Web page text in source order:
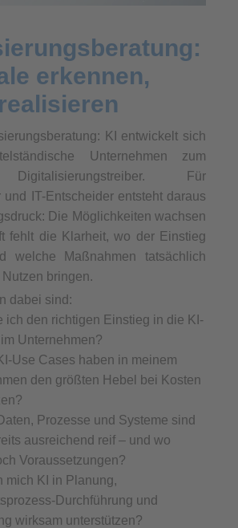
erkennen,
KI entwickelt sich
Unternehmen zum
Für
und IT-Entscheider entsteht daraus
Die Möglichkeiten wachsen
fehlt die Klarheit, wo der Einstieg
welche Maßnahmen tatsächlich
bringen.
dabei sind:
ich den richtigen Einstieg in die KI-
Unternehmen?
Use Cases haben in meinem
den größten Hebel bei Kosten
Prozesse und Systeme sind
ausreichend reif – und wo
Voraussetzungen?
mich KI in Planung,
Durchführung und
wirksam unterstützen?